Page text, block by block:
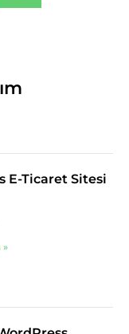
E-Ticaret Sitesi
»